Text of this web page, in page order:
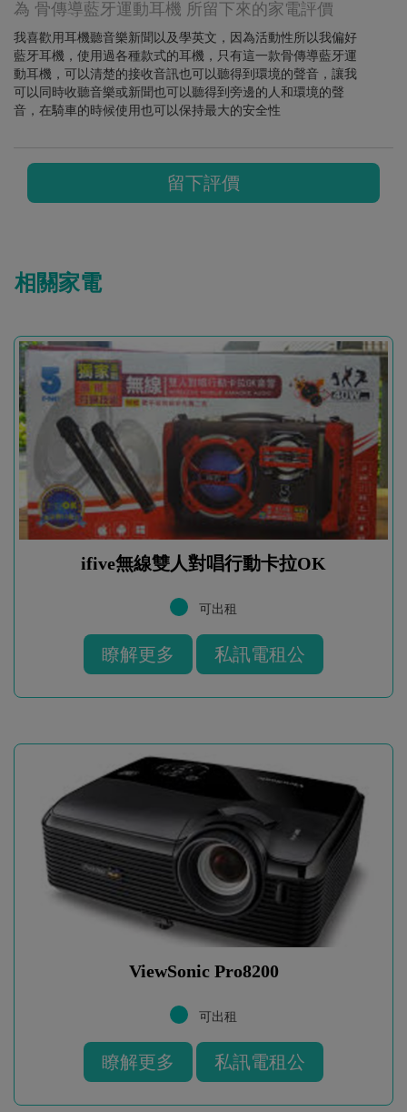
為 骨傳導藍牙運動耳機 所留下來的家電評價
我喜歡用耳機聽音樂新聞以及學英文，因為活動性所以我偏好
藍牙耳機，使用過各種款式的耳機，只有這一款骨傳導藍牙運
動耳機，可以清楚的接收音訊也可以聽得到環境的聲音，讓我
可以同時收聽音樂或新聞也可以聽得到旁邊的人和環境的聲
音，在騎車的時候使用也可以保持最大的安全性
留下評價
相關家電
ifive無線雙人對唱行動卡拉OK
可出租
瞭解更多 私訊電租公
ViewSonic Pro8200
可出租
瞭解更多 私訊電租公